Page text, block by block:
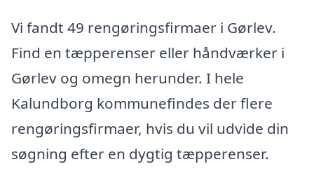
Vi fandt 49 rengøringsfirmaer i Gørlev.
Find en tæpperenser eller håndværker i
Gørlev og omegn herunder. I hele
Kalundborg kommunefindes der flere
rengøringsfirmaer, hvis du vil udvide din
søgning efter en dygtig tæpperenser.